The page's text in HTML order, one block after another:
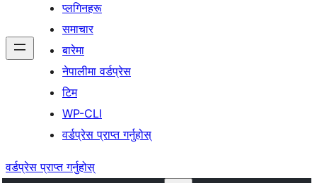
प्लगिनहरू
समाचार
बारेमा
नेपालीमा वर्डप्रेस
टिम
WP-CLI
वर्डप्रेस प्राप्त गर्नुहोस्
वर्डप्रेस प्राप्त गर्नुहोस्